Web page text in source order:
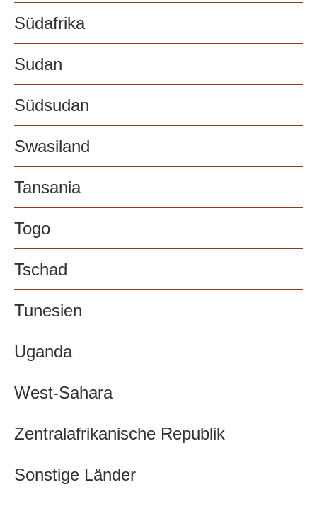
Südafrika
Sudan
Südsudan
Swasiland
Tansania
Togo
Tschad
Tunesien
Uganda
West-Sahara
Zentralafrikanische Republik
Sonstige Länder